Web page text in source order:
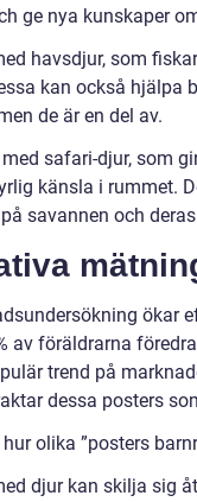
ge nya kunskaper
havsdjur, som
kan också hjälpa
de är en del av.
safari-djur, som
känsla i rummet.
savannen och
ökar
av föräldrarna
trend på
dessa posters
olika ”posters
djur kan skilja sig